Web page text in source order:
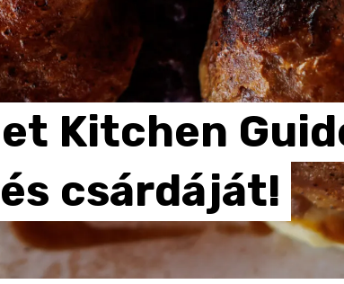
Kitchen
és csárdáját!